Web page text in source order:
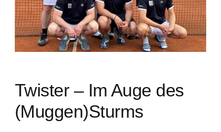
Twister – Im Auge des
(Muggen)Sturms